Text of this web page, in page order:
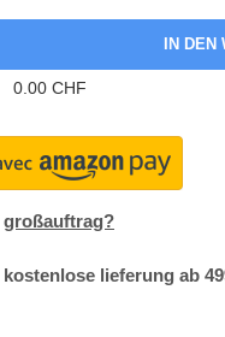
0.00 CHF
großauftrag?
kostenlose lieferung ab